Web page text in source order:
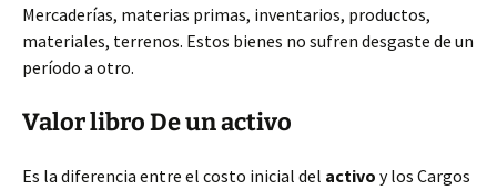
Mercaderías, materias primas, inventarios, productos,
materiales, terrenos. Estos bienes no sufren desgaste de un
período a otro.
Valor libro De un activo
Es la diferencia entre el costo inicial del activo y los Cargos